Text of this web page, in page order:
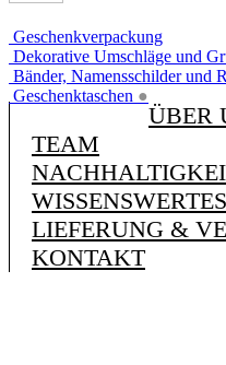
Geschenkverpackung
Dekorative Umschläge und
Bänder, Namensschilder und
Geschenktaschen ●
ÜBER
TEAM
WISSENSWERTES
LIEFERUNG &
KONTAKT